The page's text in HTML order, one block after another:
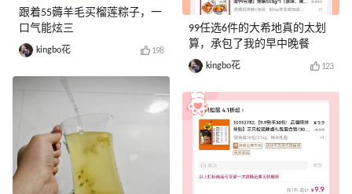
跟着55薅羊毛买榴莲粽子，一
口气能炫三
kingbo花 198
99任选6件的大希地真的太划
算，承包了我的早中晚餐
kingbo花 123